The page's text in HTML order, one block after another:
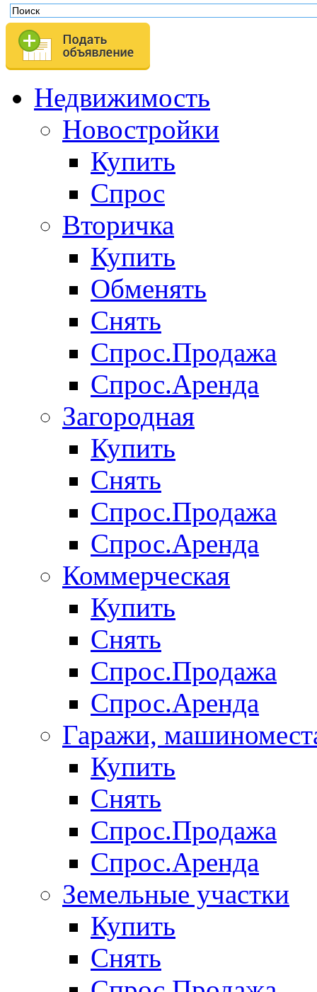
Недвижимость
Новостройки
Купить
Спрос
Вторичка
Купить
Обменять
Снять
Спрос.Продажа
Спрос.Аренда
Загородная
Купить
Снять
Спрос.Продажа
Спрос.Аренда
Коммерческая
Купить
Снять
Спрос.Продажа
Спрос.Аренда
Гаражи,
Купить
Снять
Спрос.Продажа
Спрос.Аренда
Земельные участки
Купить
Снять